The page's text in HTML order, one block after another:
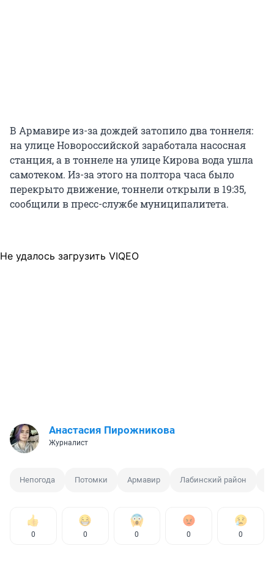
В Армавире из-за дождей затопило два тоннеля:
на улице Новороссийской заработала насосная
станция, а в тоннеле на улице Кирова вода ушла
самотеком. Из-за этого на полтора часа было
перекрыто движение, тоннели открыли в 19:35,
сообщили в пресс-службе муниципалитета.
Не удалось загрузить VIQEO
Анастасия Пирожникова
Журналист
Непогода Потомки Армавир Лабинский район
0 0 0 0 0